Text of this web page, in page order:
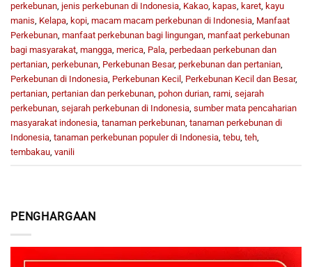
PENGHARGAAN
perkebunan, jenis perkebunan di Indonesia, Kakao, kapas, karet, kayu
manis, Kelapa, kopi, macam macam perkebunan di Indonesia, Manfaat
Perkebunan, manfaat perkebunan bagi lingungan, manfaat perkebunan
bagi masyarakat, mangga, merica, Pala, perbedaan perkebunan dan
pertanian, perkebunan, Perkebunan Besar, perkebunan dan pertanian,
Perkebunan di Indonesia, Perkebunan Kecil , Perkebunan Kecil dan Besar,
pertanian, pertanian dan perkebunan, pohon durian, rami, sejarah
perkebunan, sejarah perkebunan di Indonesia, sumber mata pencaharian
masyarakat indonesia, tanaman perkebunan, tanaman perkebunan di
Indonesia, tanaman perkebunan populer di Indonesia, tebu, teh,
tembakau, vanili